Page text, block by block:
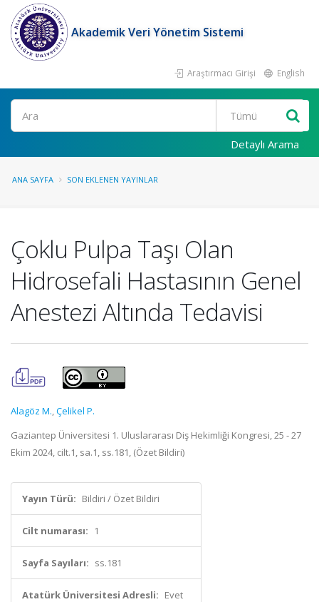
Akademik Veri Yönetim Sistemi
Araştırmacı Girişi English
Ara
Detaylı Arama
ANA SAYFA SON EKLENEN YAYINLAR
Çoklu Pulpa Taşı Olan
Hidrosefali Hastasının Genel
Anestezi Altında Tedavisi
Alagöz M.,Çelikel P.
Gaziantep Üniversitesi 1. Uluslararası Diş Hekimliği Kongresi, 25 - 27
Ekim 2024, cilt.1, sa.1, ss.181, (Özet Bildiri)
Yayın Türü: Bildiri / Özet Bildiri
Cilt numarası: 1
Sayfa Sayıları: ss.181
Atatürk Üniversitesi Adresli: Evet